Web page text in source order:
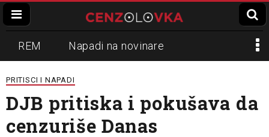
REM Napadi na novinare
Zvučni top
Propaganda Lokalni mediji
PRITISCI I NAPADI
DJB pritiska i pokušava da
cenzuriše Danas